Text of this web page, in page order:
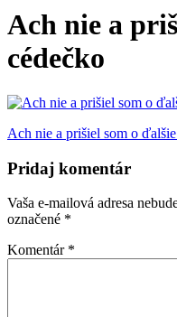
Ach nie a
cédečko
Navigácia
v
článku
Ach nie a prišiel som o
Pridaj komentár
Vaša e-mailová adresa
označené *
Komentár *